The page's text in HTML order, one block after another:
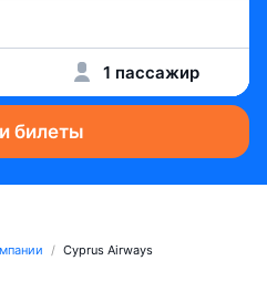
1 пассажир
билеты
Cyprus Airways